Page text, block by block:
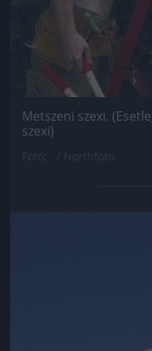
Metszeni szexi.
szexi)